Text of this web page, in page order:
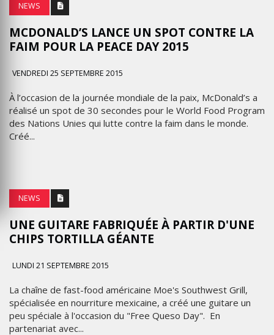
NEWS
MCDONALD’S LANCE UN SPOT CONTRE LA
FAIM POUR LA PEACE DAY 2015
VENDREDI 25 SEPTEMBRE 2015
À l’occasion de la journée mondiale de la paix, McDonald’s a
réalisé un spot de 30 secondes pour le World Food Program
des Nations Unies qui lutte contre la faim dans le monde.
Créé...
NEWS
UNE GUITARE FABRIQUÉE À PARTIR D'UNE
CHIPS TORTILLA GÉANTE
LUNDI 21 SEPTEMBRE 2015
La chaîne de fast-food américaine Moe's Southwest Grill,
spécialisée en nourriture mexicaine, a créé une guitare un
peu spéciale à l'occasion du "Free Queso Day". En
partenariat avec...